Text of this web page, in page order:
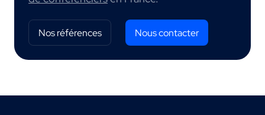
Nos références Nous contacter